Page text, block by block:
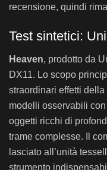
recensione, quindi
Test sintetici:
Heaven, prodotto da
DX11. Lo scopo
straordinari effetti
modelli osservabili
oggetti ricchi di
trame complesse. Il
lasciato all’unità
strumento